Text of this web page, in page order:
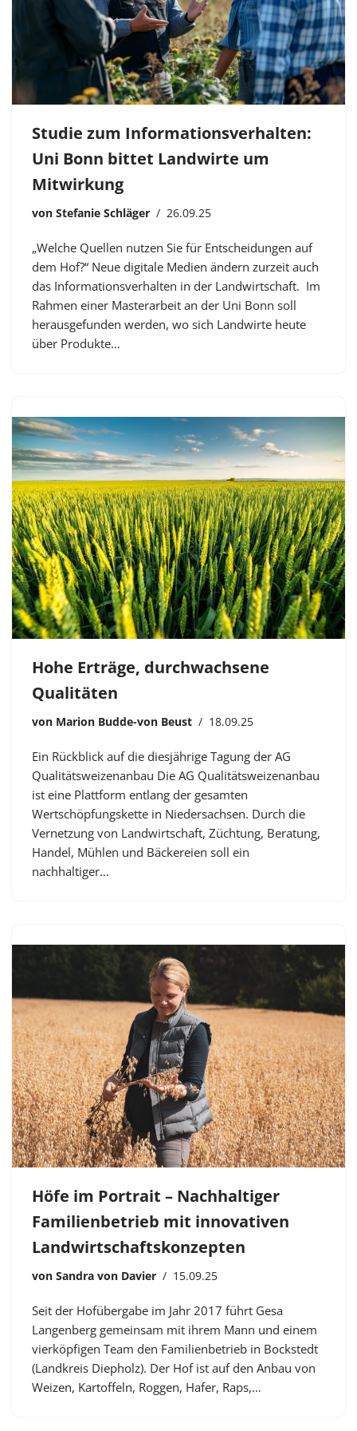
Studie zum Informationsverhalten:
Uni Bonn bittet Landwirte um
Mitwirkung
von Stefanie Schläger 26.09.25
„Welche Quellen nutzen Sie für Entscheidungen auf
dem Hof?“ Neue digitale Medien ändern zurzeit auch
das Informationsverhalten in der Landwirtschaft. Im
Rahmen einer Masterarbeit an der Uni Bonn soll
herausgefunden werden, wo sich Landwirte heute
über Produkte…
Hohe Erträge, durchwachsene
Qualitäten
von Marion Budde-von Beust 18.09.25
Ein Rückblick auf die diesjährige Tagung der AG
Qualitätsweizenanbau Die AG Qualitätsweizenanbau
ist eine Plattform entlang der gesamten
Wertschöpfungskette in Niedersachsen. Durch die
Vernetzung von Landwirtschaft, Züchtung, Beratung,
Handel, Mühlen und Bäckereien soll ein
nachhaltiger…
Höfe im Portrait – Nachhaltiger
Familienbetrieb mit innovativen
Landwirtschaftskonzepten
von Sandra von Davier 15.09.25
Seit der Hofübergabe im Jahr 2017 führt Gesa
Langenberg gemeinsam mit ihrem Mann und einem
vierköpfigen Team den Familienbetrieb in Bockstedt
(Landkreis Diepholz). Der Hof ist auf den Anbau von
Weizen, Kartoffeln, Roggen, Hafer, Raps,…